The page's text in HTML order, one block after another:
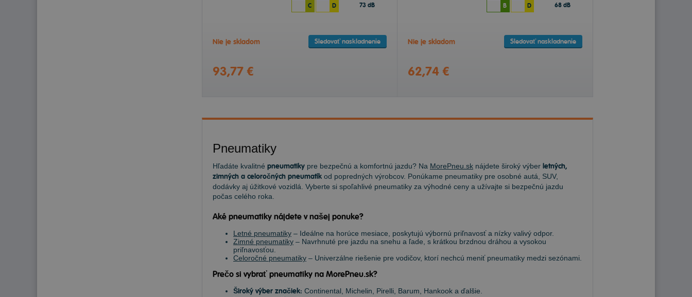
C D 73 dB
Nie je skladom Sledovať naskladnenie
93,77 €
B D 68 dB
Nie je skladom Sledovať naskladnenie
62,74 €
Pneumatiky
Hľadáte kvalitné pneumatiky pre bezpečnú a komfortnú jazdu? Na MorePneu.sk nájdete široký výber letných,
zimných a celoročných pneumatík od popredných výrobcov. Ponúkame pneumatiky pre osobné autá, SUV,
dodávky aj úžitkové vozidlá. Vyberte si spoľahlivé pneumatiky za výhodné ceny a užívajte si bezpečnú jazdu
počas celého roka.
Aké pneumatiky nájdete v našej ponuke?
Letné pneumatiky – Ideálne na horúce mesiace, poskytujú výbornú priľnavosť a nízky valivý odpor.
Zimné pneumatiky – Navrhnuté pre jazdu na snehu a ľade, s krátkou brzdnou dráhou a vysokou
priľnavosťou.
Celoročné pneumatiky – Univerzálne riešenie pre vodičov, ktorí nechcú meniť pneumatiky medzi sezónami.
Prečo si vybrať pneumatiky na MorePneu.sk?
Široký výber značiek: Continental, Michelin, Pirelli, Barum, Hankook a ďalšie.